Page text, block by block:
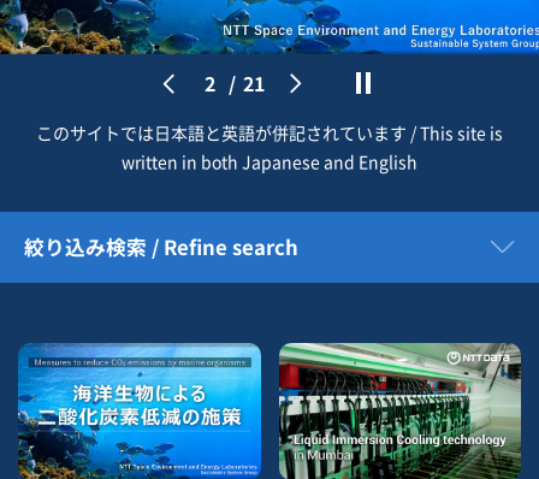
2 / 21
このサイトでは日本語と英語が併記されています / This site is
written in both Japanese and English
絞り込み検索 / Refine search